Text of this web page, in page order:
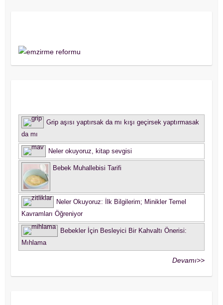
Grip aşısı yaptırsak da mı kışı geçirsek yaptırmasak
da mı
Neler okuyoruz, kitap sevgisi
Bebek Muhallebisi Tarifi
Neler Okuyoruz: İlk Bilgilerim; Minikler Temel
Kavramları Öğreniyor
Bebekler İçin Besleyici Bir Kahvaltı Önerisi:
Mıhlama
Devamı>>